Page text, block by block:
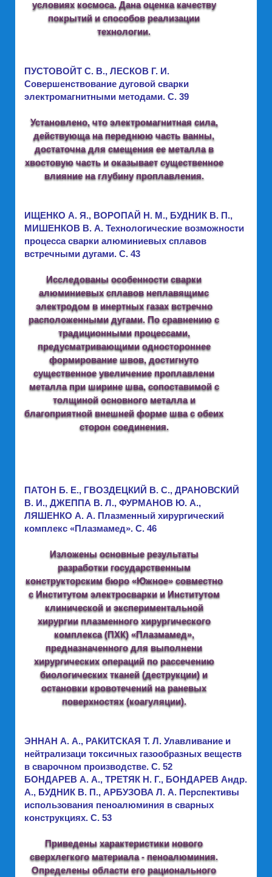
условиях космоса. Дана оценка качеству
покрытий и способов реализации
технологии.
ПУСТОВОЙТ С. В., ЛЕСКОВ Г. И.
Совершенствование дуговой сварки
электромагнитными методами. C. 39
Установлено, что электромагнитная сила,
действующа на переднюю часть ванны,
достаточна для смещения ее металла в
хвостовую часть и оказывает существенное
влияние на глубину проплавления.
ИЩЕНКО А. Я., ВОРОПАЙ Н. М., БУДНИК В. П.,
МИШЕНКОВ В. А. Технологические возможности
процесса сварки алюминиевых сплавов
встречными дугами. C. 43
Исследованы особенности сварки
алюминиевых сплавов неплавящимс
электродом в инертных газах встречно
расположенными дугами. По сравнению с
традиционными процессами,
предусматривающими одностороннее
формирование швов, достигнуто
существенное увеличение проплавлени
металла при ширине шва, сопоставимой с
толщиной основного металла и
благоприятной внешней форме шва с обеих
сторон соединения.
ПАТОН Б. Е., ГВОЗДЕЦКИЙ В. С., ДРАНОВСКИЙ
В. И., ДЖЕППА В. Л., ФУРМАНОВ Ю. А.,
ЛЯШЕНКО А. А. Плазменный хирургический
комплекс «Плазмамед». C. 46
Изложены основные результаты
разработки государственным
конструкторским бюро «Южное» совместно
с Институтом электросварки и Институтом
клинической и экспериментальной
хирургии плазменного хирургического
комплекса (ПХК) «Плазмамед»,
предназначенного для выполнени
хирургических операций по рассечению
биологических тканей (деструкции) и
остановки кровотечений на раневых
поверхностях (коагуляции).
ЭННАН А. А., РАКИТСКАЯ Т. Л. Улавливание и
нейтрализаци токсичных газообразных веществ
в сварочном производстве. C. 52
БОНДАРЕВ А. А., ТРЕТЯК Н. Г., БОНДАРЕВ Андр.
А., БУДНИК В. П., АРБУЗОВА Л. А. Перспективы
использования пеноалюминия в сварных
конструкциях. C. 53
Приведены характеристики нового
сверхлегкого материала - пеноалюминия.
Определены области его рационального